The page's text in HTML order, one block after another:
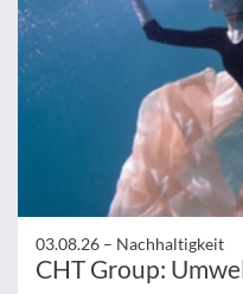
03.08.26 – Nachhaltigkeit
CHT Group: